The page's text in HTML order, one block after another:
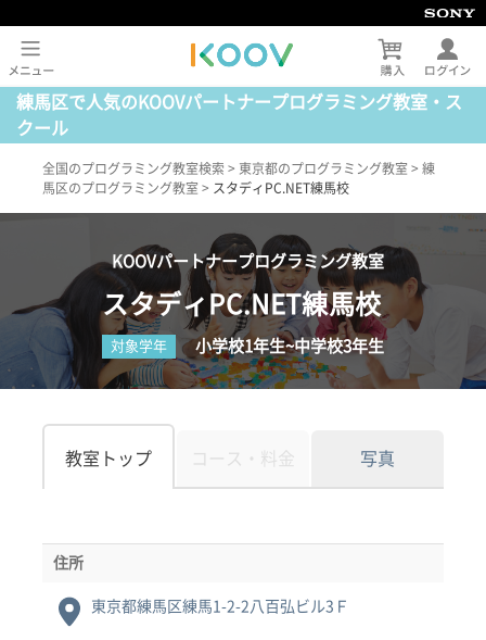
練馬区で人気のKOOVパートナープログラミング教室・ス
クール
全国のプログラミング教室検索 > 東京都のプログラミング教室 > 練
馬区のプログラミング教室 > スタディPC.NET練馬校
KOOVパートナープログラミング教室
スタディPC.NET練馬校
対象学年 小学校1年生~中学校3年生
教室トップ コース・料金 写真
住所
東京都練馬区練馬1-2-2八百弘ビル3Ｆ